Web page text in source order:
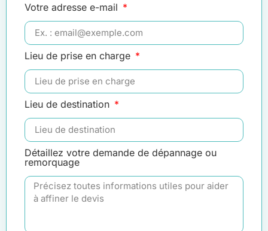
Votre adresse e-mail
Lieu de prise en charge
Lieu de destination
Détaillez votre demande de dépannage ou
remorquage